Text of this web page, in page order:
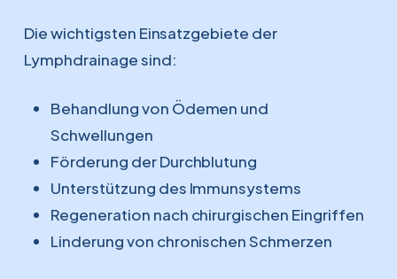
Die wichtigsten Einsatzgebiete der
Lymphdrainage sind:
Behandlung von Ödemen und
Schwellungen
Förderung der Durchblutung
Unterstützung des Immunsystems
Regeneration nach chirurgischen Eingriffen
Linderung von chronischen Schmerzen